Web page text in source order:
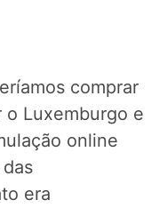
comprar
o Luxemburgo e
online
era